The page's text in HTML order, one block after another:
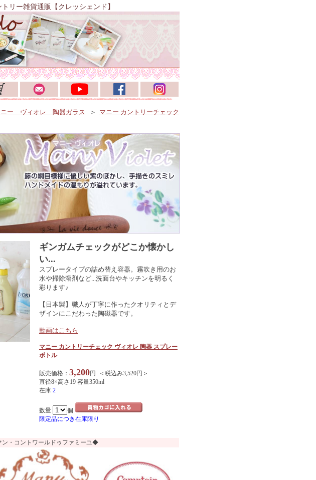
リー雑貨通販【クレッシェンド】
ニー ヴィオレ 陶器ガラス ＞ マニー カントリーチェック
ギンガムチェックがどこか懐かし
い...
スプレータイプの詰め替え容器。霧吹き用のお
水や掃除溶剤など...洗面台やキッチンを明るく
彩ります♪
【日本製】職人が丁寧に作ったクオリティとデ
ザインにこだわった陶磁器です。
動画はこちら
マニー カントリーチェック ヴィオレ 陶器 スプレー
ボトル
販売価格： 3,200円 ＜税込み3,520円＞
直径8×高さ19 容量350ml
在庫 2
数量
個
限定品につき在庫限り
・コントワールドゥファミーユ◆